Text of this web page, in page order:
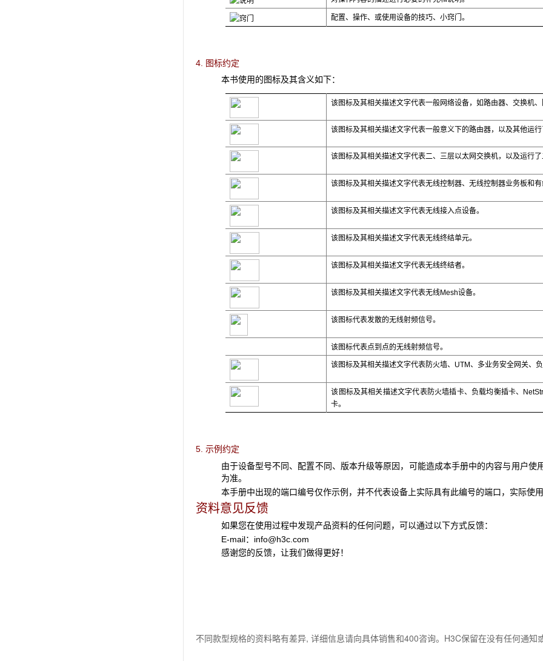
配置、操作、或使用设备的技巧、小窍门。
4. 图标约定
本书使用的图标及其含义如下：
该图标及其相关描述文字代表一般网络设备，如路由器、交换机
该图标及其相关描述文字代表一般意义下的路由器，以及其他运
该图标及其相关描述文字代表二、三层以太网交换机，以及运行
该图标及其相关描述文字代表无线控制器、无线控制器业务板和
该图标及其相关描述文字代表无线接入点设备。
该图标及其相关描述文字代表无线终结单元。
该图标及其相关描述文字代表无线终结者。
该图标及其相关描述文字代表无线Mesh设备。
该图标代表发散的无线射频信号。
该图标代表点到点的无线射频信号。
该图标及其相关描述文字代表防火墙、UTM、多业务安全网关、
该图标及其相关描述文字代表防火墙插卡、负载均衡插卡、
卡。
5. 示例约定
由于设备型号不同、配置不同、版本升级等原因，可能造成本手册中的内容与用户
为准。
本手册中出现的端口编号仅作示例，并不代表设备上实际具有此编号的端口，实际使
资料意见反馈
如果您在使用过程中发现产品资料的任何问题，可以通过以下方式反馈：
E-mail： info@h3c.com
感谢您的反馈，让我们做得更好！
不同款型规格的资料略有差异, 详细信息请向具体销售和400咨询。H3C保留在没有任何通